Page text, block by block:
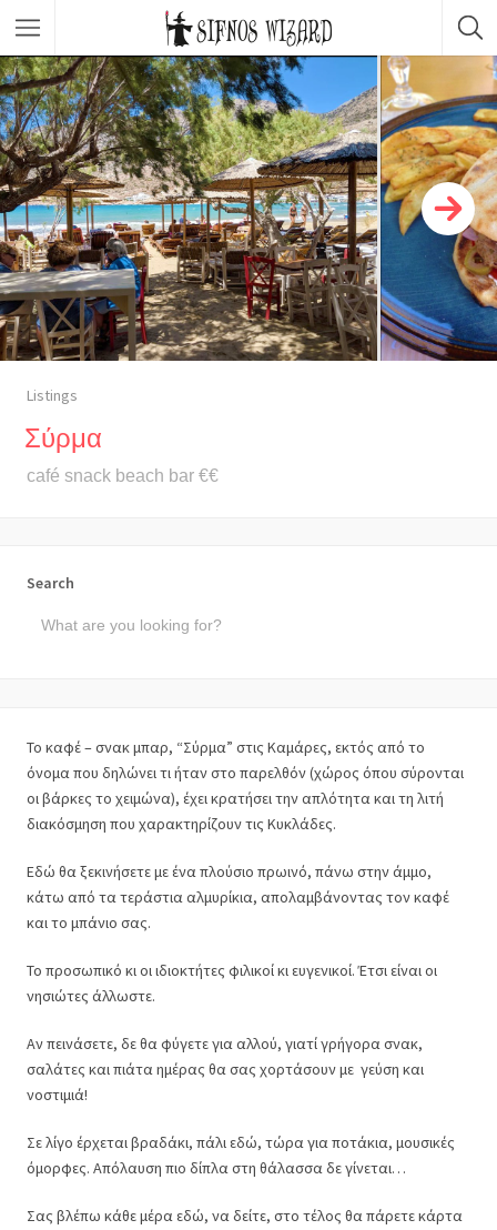
Κορυφαίες Επιλογές
Καταστήματα
Φαγητό
Νυχτερινή ζωή
Σώμα & Ομορφιά
Μετακινήσεις
Listings
Σύρμα
café snack beach bar €€
Search
Το καφέ – σνακ μπαρ, “Σύρμα” στις Καμάρες, εκτός από το
όνομα που δηλώνει τι ήταν στο παρελθόν (χώρος όπου σύρονται
οι βάρκες το χειμώνα), έχει κρατήσει την απλότητα και τη λιτή
διακόσμηση που χαρακτηρίζουν τις Κυκλάδες.
Εδώ θα ξεκινήσετε με ένα πλούσιο πρωινό, πάνω στην άμμο,
κάτω από τα τεράστια αλμυρίκια, απολαμβάνοντας τον καφέ
και το μπάνιο σας.
Το προσωπικό κι οι ιδιοκτήτες φιλικοί κι ευγενικοί. Έτσι είναι οι
νησιώτες άλλωστε.
Αν πεινάσετε, δε θα φύγετε για αλλού, γιατί γρήγορα σνακ,
σαλάτες και πιάτα ημέρας θα σας χορτάσουν με γεύση και
νοστιμιά!
Σε λίγο έρχεται βραδάκι, πάλι εδώ, τώρα για ποτάκια, μουσικές
όμορφες. Απόλαυση πιο δίπλα στη θάλασσα δε γίνεται…
Σας βλέπω κάθε μέρα εδώ, να δείτε, στο τέλος θα πάρετε κάρτα